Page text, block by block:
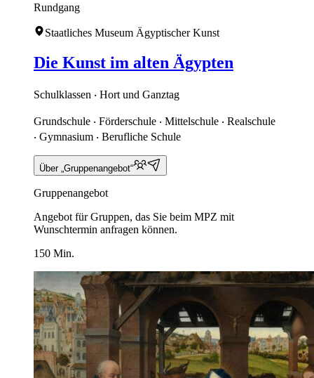
Rundgang
Staatliches Museum Ägyptischer Kunst
Die Kunst im alten Ägypten
Schulklassen ‧ Hort und Ganztag
Grundschule ‧ Förderschule ‧ Mittelschule ‧ Realschule
‧ Gymnasium ‧ Berufliche Schule
Über „Gruppenangebot“
Gruppenangebot
Angebot für Gruppen, das Sie beim MPZ mit
Wunschtermin anfragen können.
150 Min.